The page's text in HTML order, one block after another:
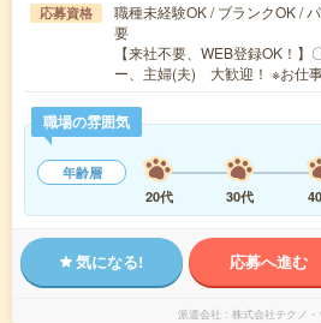
応募資格
職種未経験OK / ブランクOK /
要
【来社不要、WEB登録OK！
ー、主婦(夫) 大歓迎！ ※お仕
職場の雰囲気
年齢層
20代
30代
気になる! 応募へ進む
派遣会社 株式会社テクノ・